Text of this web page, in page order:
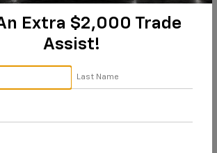
Chevrolet! Estamos orgullosos de
de habla hispana en Alamogordo y
la importancia de una
y un servicio adaptado a sus
nuestro equipo está aquí para
de compra de vehículos
en español. Si busca
en español cerca de mí
Extra $2,000 Trade
Assist!